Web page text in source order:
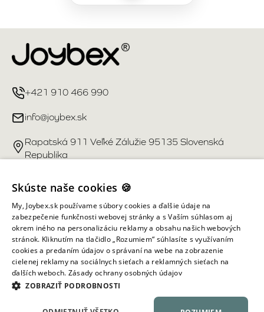
+421 910 466 990
info@joybex.sk
Rapatská 911 Veľké Zálužie 95135 Slovenská
Republika
Užitočné odkazy
Účet
Informácie obchodu
Všetky práva vyhradené ©
Skúste naše cookies 🍪
My, Joybex.sk používame súbory cookies a ďalšie údaje na
zabezpečenie funkčnosti webovej stránky a s Vaším súhlasom aj
okrem iného na personalizáciu reklamy a obsahu našich webových
stránok. Kliknutím na tlačidlo „Rozumiem“ súhlasíte s využívaním
cookies a predaním údajov o správaní na webe na zobrazenie
cielenej reklamy na sociálnych sieťach a reklamných sieťach na
ďalších weboch. Zásady ochrany osobných údajov
ZOBRAZIŤ PODROBNOSTI